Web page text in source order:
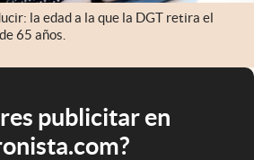
la edad a la que la DGT retira el
65 años.
publicitar en